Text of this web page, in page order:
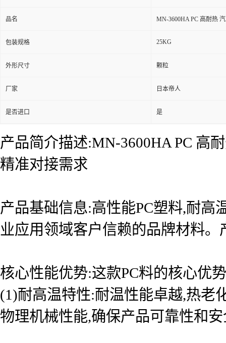
品名 MN-3600HA PC 高耐热
包装规格 25KG
外形尺寸 颗粒
厂家 日本帝人
是否进口 是
产品简介描述:MN-3600HA PC 高
精准对接需求
产品基础信息:高性能PC塑料,耐高
业应用领域客户信赖的品牌材料
核心性能优势:这款PC料的核心优
(1)耐高温特性:耐温性能卓越,热老
物理机械性能,确保产品可靠性和